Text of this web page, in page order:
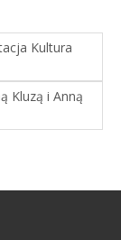
Kultura
Kluzą i Anną